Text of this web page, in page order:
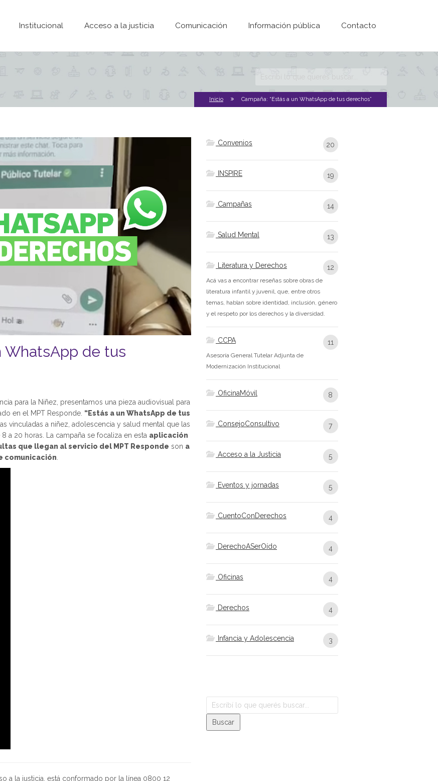
Institucional Acceso a la justicia Comunicación Información pública Contacto
Formulario de
búsqueda
Inicio Campaña: “Estás a un WhatsApp de tus derechos”
WhatsApp de tus
para la Niñez, presentamos una pieza audiovisual para
en el MPT Responde. “Estás a un WhatsApp de tus
vinculadas a niñez, adolescencia y salud mental que las
20 horas. La campaña se focaliza en esta aplicación
que llegan al servicio del MPT Responde son a
comunicación
a la justicia, está conformado por la línea 0800 12
Convenios 20
INSPIRE 19
Campañas 14
Salud Mental 13
Literatura y Derechos 12
Acá vas a encontrar reseñas sobre obras de
literatura infantil y juvenil, que, entre otros
temas, hablan sobre identidad, inclusión, género
y el respeto por los derechos y la diversidad.
CCPA 11
Asesoría General Tutelar Adjunta de
Modernización Institucional
OficinaMóvil 8
ConsejoConsultivo 7
Acceso a la Justicia 5
Eventos y jornadas 5
CuentoConDerechos 4
DerechoASerOído 4
Oficinas 4
Derechos 4
Infancia y Adolescencia 3